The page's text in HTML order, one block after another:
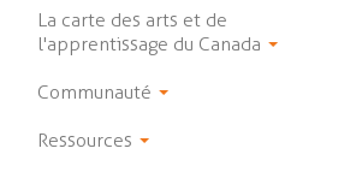
La carte des arts et de
l'apprentissage du Canada
Communauté
Ressources